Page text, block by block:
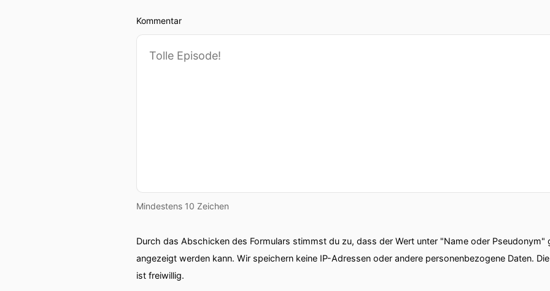
ist man per Du.
00:01:46: Man unterhält sich über Motorräder aber dann auch übers Leben und
vorgekommen dass dann sehr persönliche Gespräche kommen.
Kommentar
Mindestens 10 Zeichen
Durch das Abschicken des Formulars stimmst du zu, dass der Wert unter "Name oder
angezeigt werden kann. Wir speichern keine IP-Adressen oder andere personenbezogene Daten.
ist freiwillig.